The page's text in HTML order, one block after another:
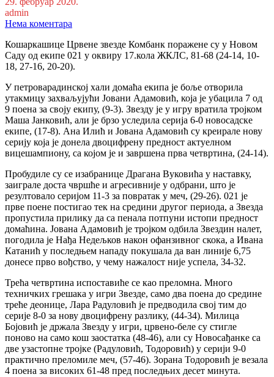
admin
Нема коментара
Кошаркашице Црвене звезде Комбанк поражене су у Новом
Саду од екипе 021 у оквиру 17.кола ЖКЛС, 81-68 (24-14, 10-
18, 27-16, 20-20).
У петроварадинској хали домаћа екипа је боље отворила
утакмицу захваљујући Јовани Адамовић, која је убацила 7 од
9 поена за своју екипу, (9-3). Звезду је у игру вратила тројком
Маша Јанковић, али је брзо уследила серија 6-0 новосадске
екипе, (17-8). Ана Илић и Јована Адамовић су креирале нову
серију која је донела двоцифрену предност актуелном
вицешампиону, са којом је и завршена прва четвртина, (24-14).
Пробудиле су се изабранице Драгана Вуковића у наставку,
заиграле доста чвршће и агресивније у одбрани, што је
резултовало серијом 11-3 за повратак у меч, (29-26). 021 је
прве поене постигао тек на средини другог периода, а Звезда
пропустила прилику да са пенала потпуни истопи предност
домаћина. Јована Адамовић је тројком одбила Звездин налет,
погодила је Нађа Недељков након офанзивног скока, а Ивана
Катанић у последњем нападу покушала да ван линије 6,75
донесе прво вођство, у чему нажалост није успела, 34-32.
Трећа четвртина испоставиће се као преломна. Много
техничких грешака у игри Звезде, само два поена до средине
треће деонице, Лара Радуловић је предводила свој тим до
серије 8-0 за нову двоцифрену разлику, (44-34). Милица
Бојовић је држала Звезду у игри, црвено-беле су стигле
поново на само кош заостатка (48-46), али су Новосађанке са
две узастопне тројке (Радуловић, Тодоровић) у серији 9-0
практично преломиле меч, (57-46). Зорана Тодоровић је везала
4 поена за високих 61-48 пред последњих десет минута.